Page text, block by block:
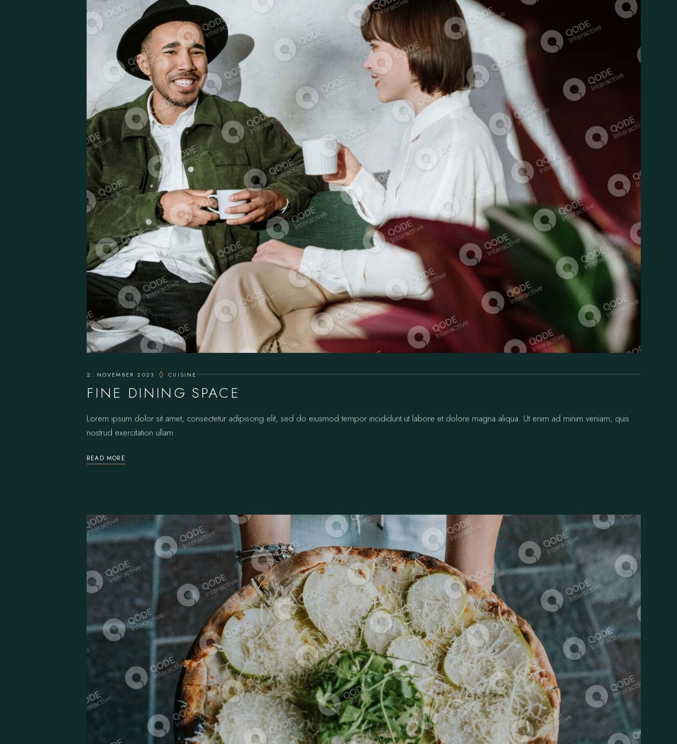
2. NOVEMBER 2023 CUISINE
FINE DINING SPACE
Lorem ipsum dolor sit amet, consectetur adipiscing elit, sed do eiusmod tempor incididunt ut labore et dolore magna aliqua. Ut enim ad minim veniam, quis
nostrud exercitation ullam
READ MORE